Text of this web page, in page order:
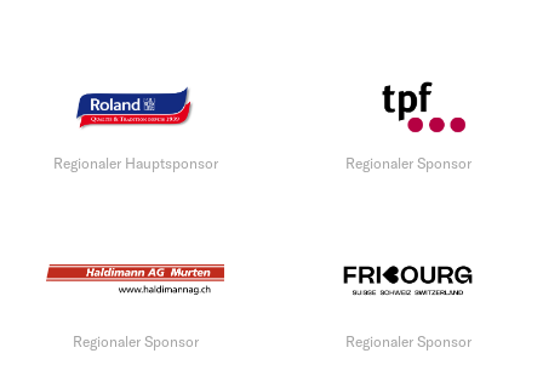
Regionaler Hauptsponsor Regionaler Sponsor
Regionaler Sponsor Regionaler Sponsor